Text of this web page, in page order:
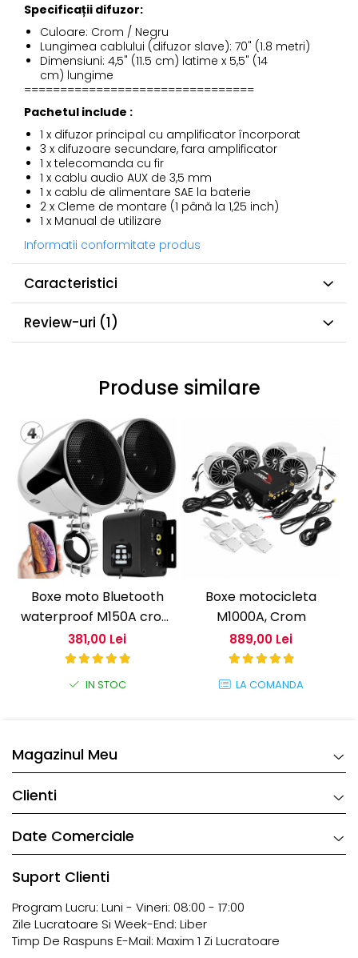
Specificații difuzor:
Culoare: Crom / Negru
Lungimea cablului (difuzor slave): 70" (1.8 metri)
Dimensiuni: 4,5" (11.5 cm) latime x 5,5" (14
cm) lungime
================================
Pachetul include :
1 x difuzor principal cu amplificator încorporat
3 x difuzoare secundare, fara amplificator
1 x telecomanda cu fir
1 x cablu audio AUX de 3,5 mm
1 x cablu de alimentare SAE la baterie
2 x Cleme de montare (1 până la 1,25 inch)
1 x Manual de utilizare
Informatii conformitate produs
Caracteristici
Review-uri (1)
Produse similare
Boxe moto Bluetooth
waterproof M150A crom
– sistem audio ghidon
381,00 Lei
IN STOC
Boxe motocicleta
M1000A, Crom
889,00 Lei
LA COMANDA
Magazinul Meu
Clienti
Date Comerciale
Suport Clienti
Program Lucru: Luni - Vineri: 08:00 - 17:00
Zile Lucratoare Si Week-End: Liber
Timp De Raspuns E-Mail: Maxim 1 Zi Lucratoare